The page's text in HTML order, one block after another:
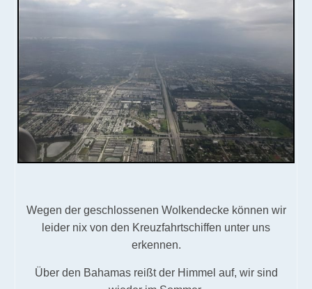
Wegen der geschlossenen Wolkendecke können wir
leider nix von den Kreuzfahrtschiffen unter uns
erkennen.
Über den Bahamas reißt der Himmel auf, wir sind